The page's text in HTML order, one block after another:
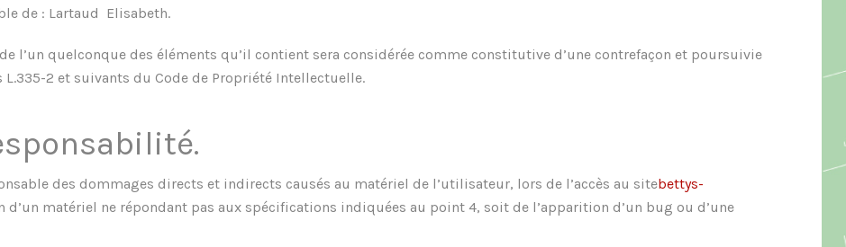
de : Lartaud Elisabeth.
l’un quelconque des éléments qu’il contient sera considérée comme constitutive d’une contrefaçon et poursuivie
2 et suivants du Code de Propriété Intellectuelle.
des dommages directs et indirects causés au matériel de l’utilisateur, lors de l’accès au sitebettys-
matériel ne répondant pas aux spécifications indiquées au point 4, soit de l’apparition d’un bug ou d’une